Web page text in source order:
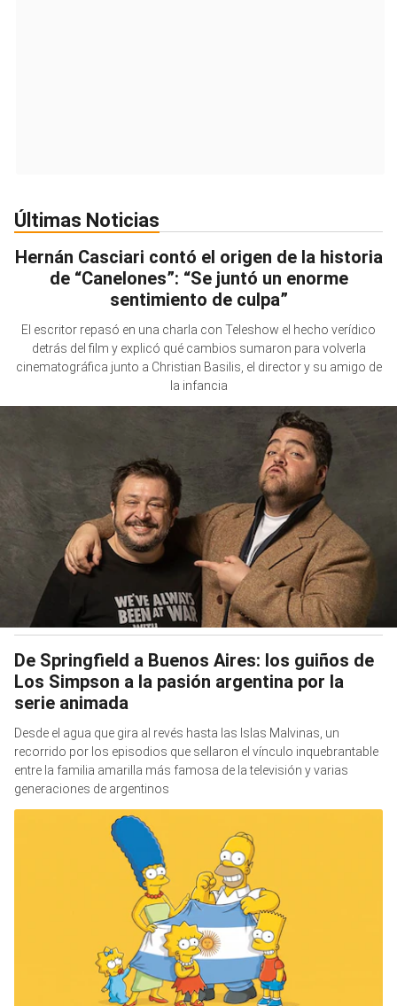
Últimas Noticias
Hernán Casciari contó el origen de la historia
de “Canelones”: “Se juntó un enorme
sentimiento de culpa”
El escritor repasó en una charla con Teleshow el hecho verídico
detrás del film y explicó qué cambios sumaron para volverla
cinematográfica junto a Christian Basilis, el director y su amigo de
la infancia
De Springfield a Buenos Aires: los guiños de
Los Simpson a la pasión argentina por la
serie animada
Desde el agua que gira al revés hasta las Islas Malvinas, un
recorrido por los episodios que sellaron el vínculo inquebrantable
entre la familia amarilla más famosa de la televisión y varias
generaciones de argentinos